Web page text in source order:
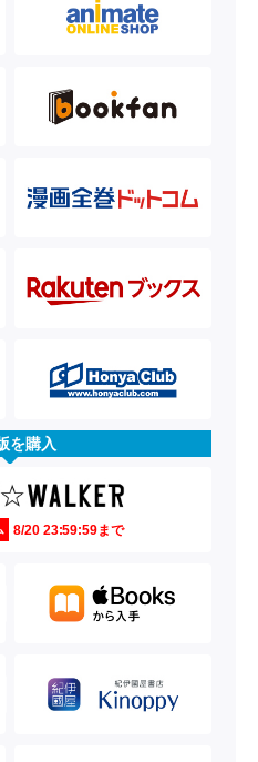
を購入
8/20 23:59:59まで